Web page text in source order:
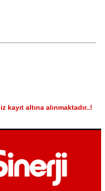
kayıt altına alınmaktadır..!